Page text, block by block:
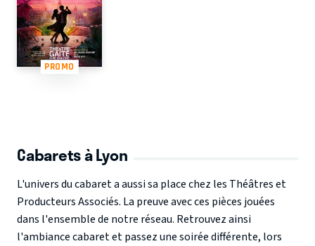
PROMO
Cabarets à Lyon
L'univers du cabaret a aussi sa place chez les Théâtres et
Producteurs Associés. La preuve avec ces pièces jouées
dans l'ensemble de notre réseau. Retrouvez ainsi
l'ambiance cabaret et passez une soirée différente, lors